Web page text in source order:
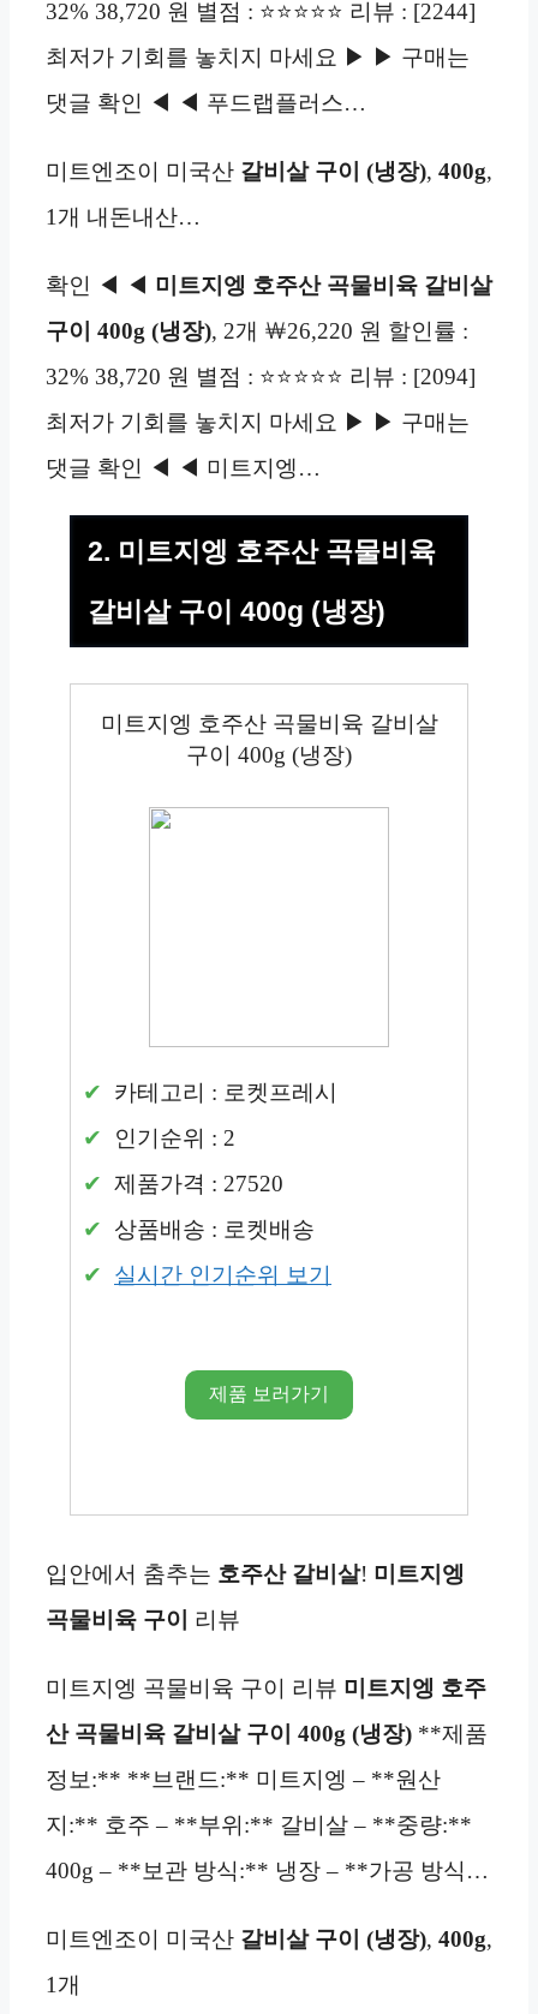
32% 38,720 원 별점 : ⭐⭐⭐⭐⭐ 리뷰 : [2244]
최저가 기회를 놓치지 마세요 ▶ ▶ 구매는
댓글 확인 ◀ ◀ 푸드랩플러스…
미트엔조이 미국산 갈비살 구이 (냉장), 400g,
1개 내돈내산…
확인 ◀ ◀ 미트지엥 호주산 곡물비육 갈비살
구이 400g (냉장), 2개 ￦26,220 원 할인률 :
32% 38,720 원 별점 : ⭐⭐⭐⭐⭐ 리뷰 : [2094]
최저가 기회를 놓치지 마세요 ▶ ▶ 구매는
댓글 확인 ◀ ◀ 미트지엥…
2. 미트지엥 호주산 곡물비육
갈비살 구이 400g (냉장)
미트지엥 호주산 곡물비육 갈비살
구이 400g (냉장)
카테고리 : 로켓프레시
인기순위 : 2
제품가격 : 27520
상품배송 : 로켓배송
실시간 인기순위 보기
제품 보러가기
입안에서 춤추는 호주산 갈비살! 미트지엥
곡물비육 구이 리뷰
미트지엥 곡물비육 구이 리뷰 미트지엥 호주
산 곡물비육 갈비살 구이 400g (냉장) **제품
정보:** **브랜드:** 미트지엥 – **원산
지:** 호주 – **부위:** 갈비살 – **중량:**
400g – **보관 방식:** 냉장 – **가공 방식…
미트엔조이 미국산 갈비살 구이 (냉장), 400g,
1개